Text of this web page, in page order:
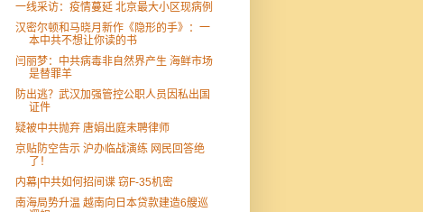
一线采访：疫情蔓延 北京最大小区现病例
汉密尔顿和马晓月新作《隐形的手》：一
本中共不想让你读的书
闫丽梦：中共病毒非自然界产生 海鲜市场
是替罪羊
防出逃？武汉加强管控公职人员因私出国
证件
疑被中共抛弃 唐娟出庭未聘律师
京贴防空告示 沪办临战演练 网民回答绝
了！
内幕|中共如何招间谍 窃F-35机密
南海局势升温 越南向日本贷款建造6艘巡